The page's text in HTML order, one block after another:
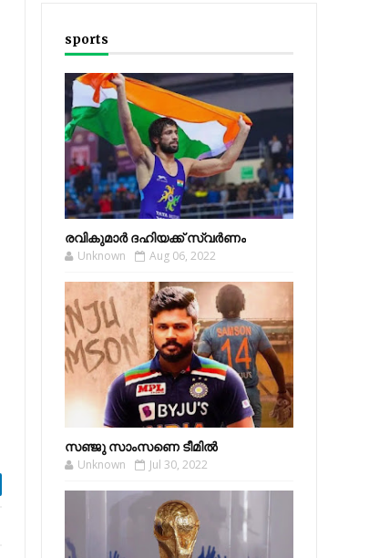
sports
രവികുമാര്‍ ദഹിയക്ക് സ്വര്‍ണം
Unknown Aug 06, 2022
സഞ്ജു സാംസണെ ടീമില്‍
Unknown Jul 30, 2022